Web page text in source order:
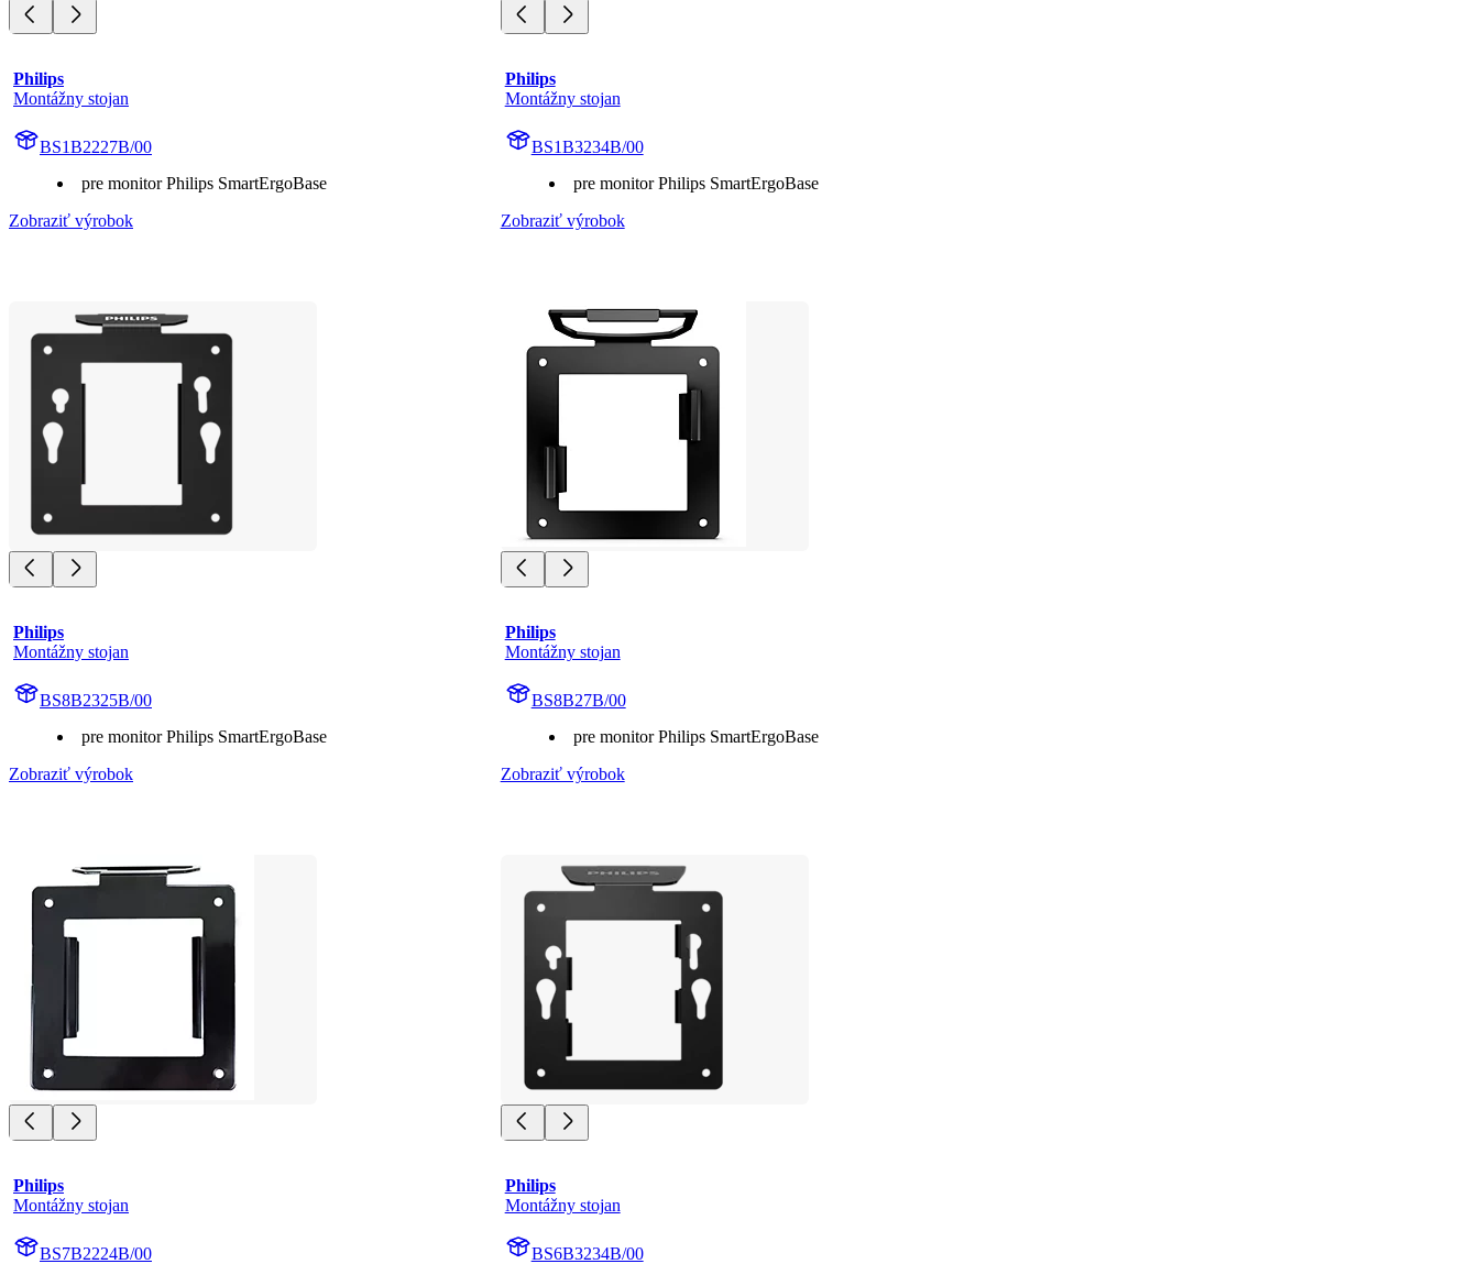
Philips
Montážny stojan
BS1B2227B/00
pre monitor Philips SmartErgoBase
Zobraziť výrobok
Philips
Montážny stojan
BS1B3234B/00
pre monitor Philips SmartErgoBase
Zobraziť výrobok
Philips
Montážny stojan
BS8B2325B/00
pre monitor Philips SmartErgoBase
Zobraziť výrobok
Philips
Montážny stojan
BS8B27B/00
pre monitor Philips SmartErgoBase
Zobraziť výrobok
Philips
Montážny stojan
BS7B2224B/00
Philips
Montážny stojan
BS6B3234B/00